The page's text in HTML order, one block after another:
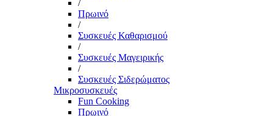
/
Πρωινό
/
Συσκευές Καθαρισμού
/
Συσκευές Μαγειρικής
/
Συσκευές Σιδερώματος
Μικροσυσκευές
Fun Cooking
Πρωινό